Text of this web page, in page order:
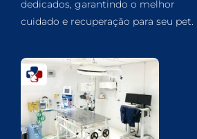
dedicados, garantindo o melhor
cuidado e recuperação para seu pet.